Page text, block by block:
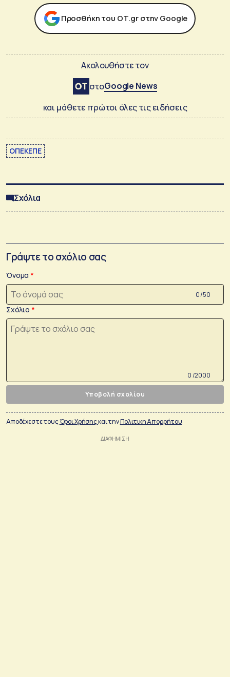
Προσθήκη του ΟΤ.gr στην Google
Ακολουθήστε τον
στοGoogle News
και μάθετε πρώτοι όλες τις ειδήσεις
ΟΠΕΚΕΠΕ
Σχόλια
Γράψτε το σχόλιο σας
Όνομα
0 /50
Σχόλιο
0 /2000
Υποβολή σχολίου
Αποδέχεστε τουςΌροι Χρήσηςκαι τηνΠολιτικη Απορρήτου